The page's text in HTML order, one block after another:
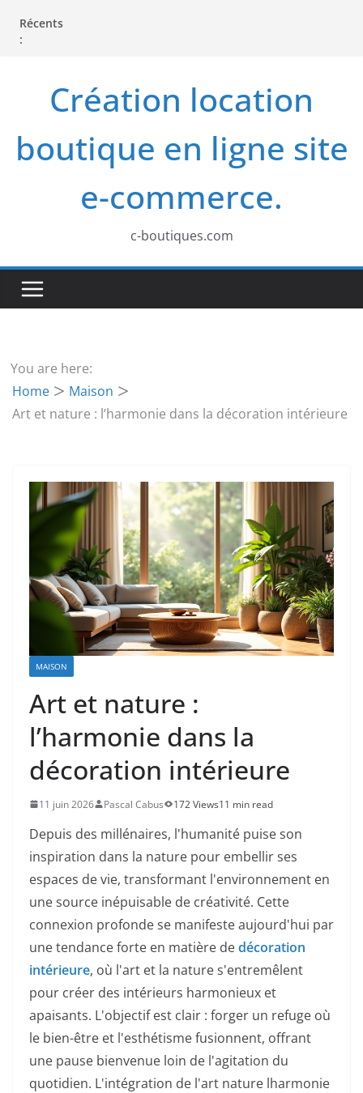
n
Récents
:
Création location
boutique en ligne site
e-commerce.
c-boutiques.com
You are here:
Home
Maison
Art et nature : l’harmonie dans la décoration intérieure
MAISON
Art et nature :
l’harmonie dans la
décoration intérieure
11 juin 2026 Pascal Cabus 172 Views11 min read
Depuis des millénaires, l'humanité puise son
inspiration dans la nature pour embellir ses
espaces de vie, transformant l'environnement en
une source inépuisable de créativité. Cette
connexion profonde se manifeste aujourd'hui par
une tendance forte en matière dedécoration
intérieure, où l'art et la nature s'entremêlent
pour créer des intérieurs harmonieux et
apaisants. L'objectif est clair : forger un refuge où
le bien-être et l'esthétisme fusionnent, offrant
une pause bienvenue loin de l'agitation du
quotidien. L'intégration de l'art nature lharmonie